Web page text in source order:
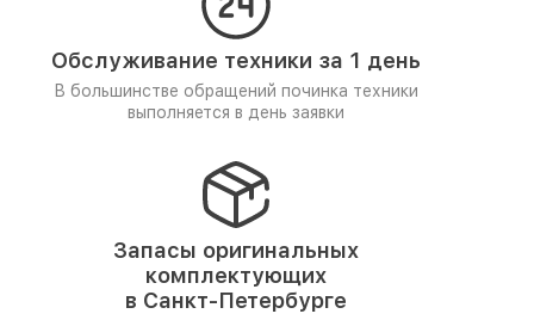
Обслуживание техники за 1 день
В большинстве обращений починка техники
выполняется в день заявки
Запасы оригинальных
комплектующих
в Санкт-Петербурге